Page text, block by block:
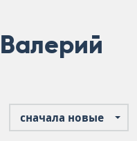
сначала новые